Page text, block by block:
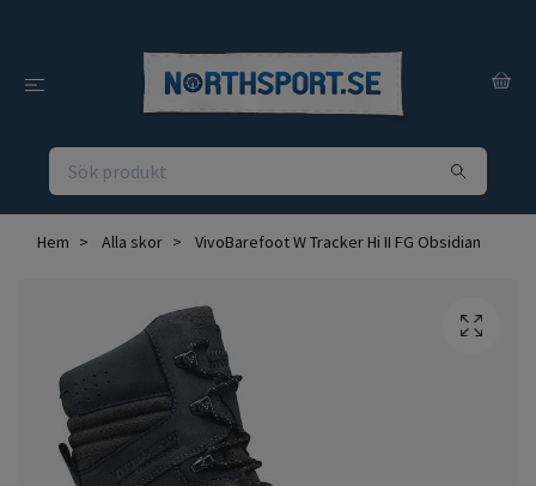
Hem Alla skor VivoBarefoot W Tracker Hi II FG Obsidian